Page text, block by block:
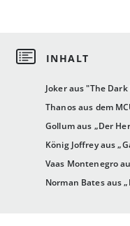
Joker aus "The
Thanos aus dem
Gollum aus „Der
König Joffrey aus
Vaas Montenegro
Norman Bates aus